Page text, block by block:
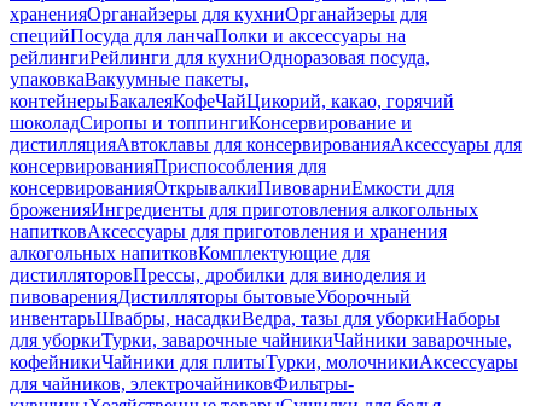
храненияОрганайзеры для кухниОрганайзеры для
специйПосуда для ланчаПолки и аксессуары на
рейлингиРейлинги для кухниОдноразовая посуда,
упаковкаВакуумные пакеты,
контейнерыБакалеяКофеЧайЦикорий, какао, горячий
шоколадСиропы и топпингиКонсервирование и
дистилляцияАвтоклавы для консервированияАксессуары для
консервированияПриспособления для
консервированияОткрывалкиПивоварниЕмкости для
броженияИнгредиенты для приготовления алкогольных
напитковАксессуары для приготовления и хранения
алкогольных напитковКомплектующие для
дистилляторовПрессы, дробилки для виноделия и
пивоваренияДистилляторы бытовыеУборочный
инвентарьШвабры, насадкиВедра, тазы для уборкиНаборы
для уборкиТурки, заварочные чайникиЧайники заварочные,
кофейникиЧайники для плитыТурки, молочникиАксессуары
для чайников, электрочайниковФильтры-